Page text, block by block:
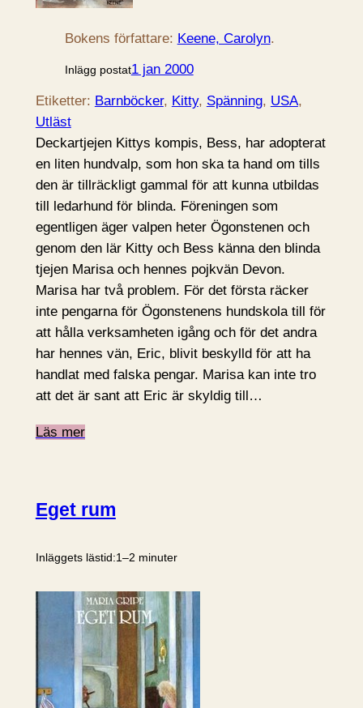
Bokens författare: Keene, Carolyn.
Inlägg postat1 jan 2000
Etiketter: Barnböcker, Kitty, Spänning, USA
Utläst
Deckartjejen Kittys kompis, Bess, har adopterat
en liten hundvalp, som hon ska ta hand om tills
den är tillräckligt gammal för att kunna utbildas
till ledarhund för blinda. Föreningen som
egentligen äger valpen heter Ögonstenen och
genom den lär Kitty och Bess känna den blinda
tjejen Marisa och hennes pojkvän Devon.
Marisa har två problem. För det första räcker
inte pengarna för Ögonstenens hundskola till för
att hålla verksamheten igång och för det andra
har hennes vän, Eric, blivit beskylld för att ha
handlat med falska pengar. Marisa kan inte tro
att det är sant att Eric är skyldig till…
Läs mer
Eget rum
Inläggets lästid:1–2 minuter